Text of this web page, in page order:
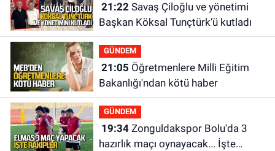
21:22Savaş Çiloğlu ve yönetimi
Başkan Köksal Tunçtürk’ü kutladı
GÜNDEM
21:05
Bakanlığı'ndan kötü haber
GÜNDEM
19:34Zonguldakspor Bolu'da 3
hazırlık maçı oynayacak... İşte